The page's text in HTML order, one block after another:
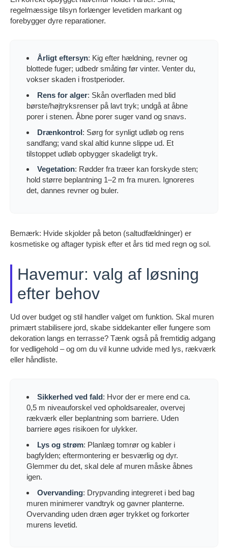
regelmæssige tilsyn forlænger levetiden markant og
forebygger dyre reparationer.
Årligt eftersyn: Kig efter hældning, revner og
blottede fuger; udbedr småting før vinter. Venter du,
vokser skaden i frostperioder.
Rens for alger: Skån overfladen med blid
børste/højtryksrenser på lavt tryk; undgå at åbne
porer i stenen. Åbne porer suger vand og snavs.
Drænkontrol: Sørg for synligt udløb og rens
sandfang; vand skal altid kunne slippe ud. Et
tilstoppet udløb opbygger skadeligt tryk.
Vegetation: Rødder fra træer kan forskyde sten;
hold større beplantning 1–2 m fra muren. Ignoreres
det, dannes revner og buler.
Bemærk: Hvide skjolder på beton (saltudfældninger) er
kosmetiske og aftager typisk efter et års tid med regn og sol.
Havemur: valg af løsning
efter behov
Ud over budget og stil handler valget om funktion. Skal muren
primært stabilisere jord, skabe siddekanter eller fungere som
dekoration langs en terrasse? Tænk også på fremtidig adgang
for vedligehold – og om du vil kunne udvide med lys, rækværk
eller håndliste.
Sikkerhed ved fald: Hvor der er mere end ca.
0,5 m niveauforskel ved opholdsarealer, overvej
rækværk eller beplantning som barriere. Uden
barriere øges risikoen for ulykker.
Lys og strøm: Planlæg tomrør og kabler i
bagfylden; eftermontering er besværlig og dyr.
Glemmer du det, skal dele af muren måske åbnes
igen.
Overvanding: Drypvanding integreret i bed bag
muren minimerer vandtryk og gavner planterne.
Overvanding uden dræn øger trykket og forkorter
murens levetid.